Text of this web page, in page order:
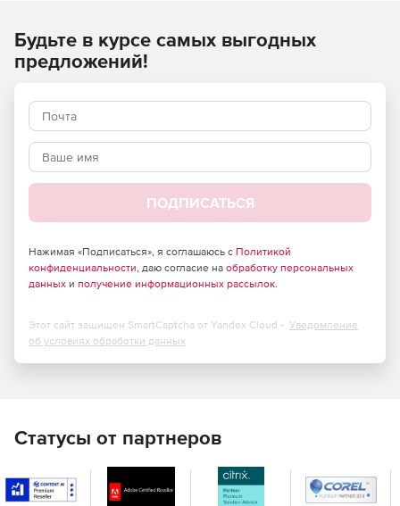
среды Inventor и с сохранением полной ассоциативности
с моделью. Система InventorCAM представляет собой
идеальное CAM-решение, расширяющее возможности
Будьте в курсе самых выгодных
предложений!
ПОДПИСАТЬСЯ
Нажимая «Подписаться», я соглашаюсь с Политикой
конфиденциальности, даю согласие на обработку персональных
данных и получение информационных рассылок.
Этот сайт защищен SmartCaptcha от Yandex Cloud - Уведомление
об условиях обработки данных
Статусы от партнеров